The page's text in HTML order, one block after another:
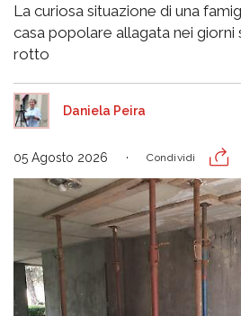
La curiosa situazione di una
casa popolare allagata nei giorni
rotto
Daniela Peira
05 Agosto 2026 Condividi